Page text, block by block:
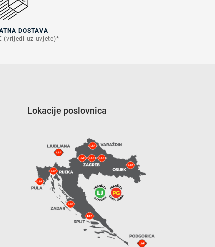
DOSTAVA
(vrijedi uz uvjete)*
Lokacije poslovnica